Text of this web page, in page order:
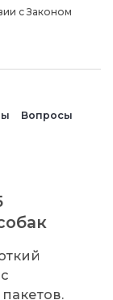
с Законом
Вопросы